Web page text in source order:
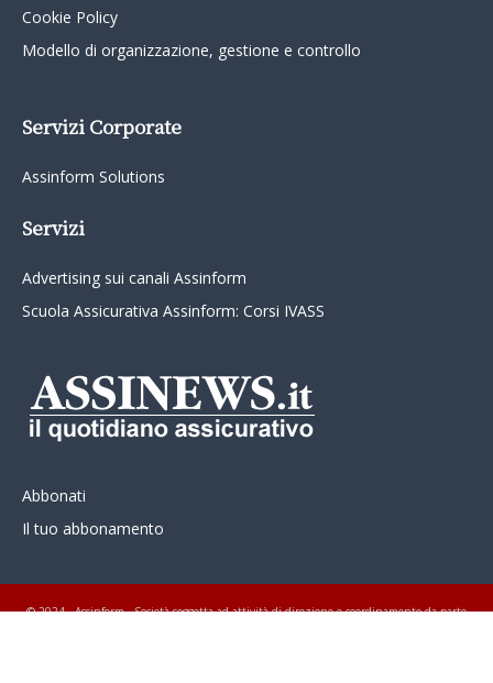
Cookie Policy
Modello di organizzazione, gestione e controllo
Servizi Corporate
Assinform Solutions
Servizi
Advertising sui canali Assinform
Scuola Assicurativa Assinform: Corsi IVASS
Abbonati
Il tuo abbonamento
© 2024 - Assinform - Società soggetta ad attività di direzione e coordinamento da parte